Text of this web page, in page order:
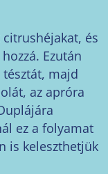
citrushéjakat, és
Ezután
majd
az apróra
ez a folyamat
is keleszthetjük